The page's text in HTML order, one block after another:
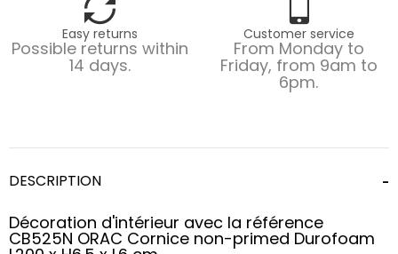
Easy returns
Possible returns within
14 days.
Customer service
From Monday to
Friday, from 9am to
6pm.
DESCRIPTION
Décoration d'intérieur avec la référence
CB525N ORAC Cornice non-primed Durofoam